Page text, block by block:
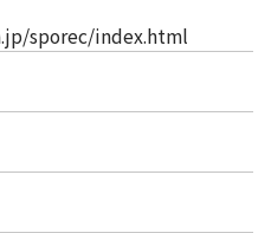
sporec/index.html